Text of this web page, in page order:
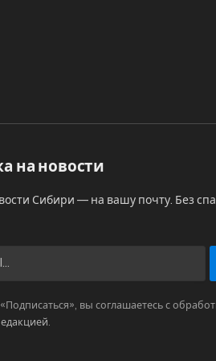
на новости
Сибири — на вашу почту. Без
вы соглашаетесь с